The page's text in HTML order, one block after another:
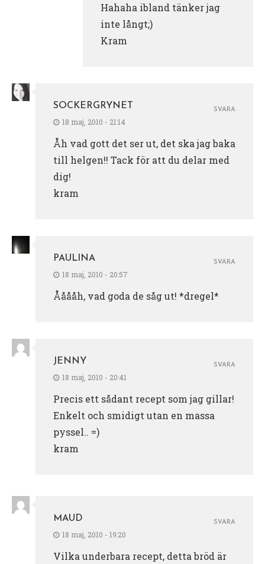
Hahaha ibland tänker jag
inte långt;)
Kram
SOCKERGRYNET
18 maj, 2010 - 21:14
Åh vad gott det ser ut, det ska jag baka
till helgen!! Tack för att du delar med
dig!
kram
SVARA
PAULINA
18 maj, 2010 - 20:57
Ååååh, vad goda de såg ut! *dregel*
SVARA
JENNY
18 maj, 2010 - 20:41
Precis ett sådant recept som jag gillar!
Enkelt och smidigt utan en massa
pyssel.. =)
kram
SVARA
MAUD
18 maj, 2010 - 19:20
Vilka underbara recept, detta bröd är
SVARA